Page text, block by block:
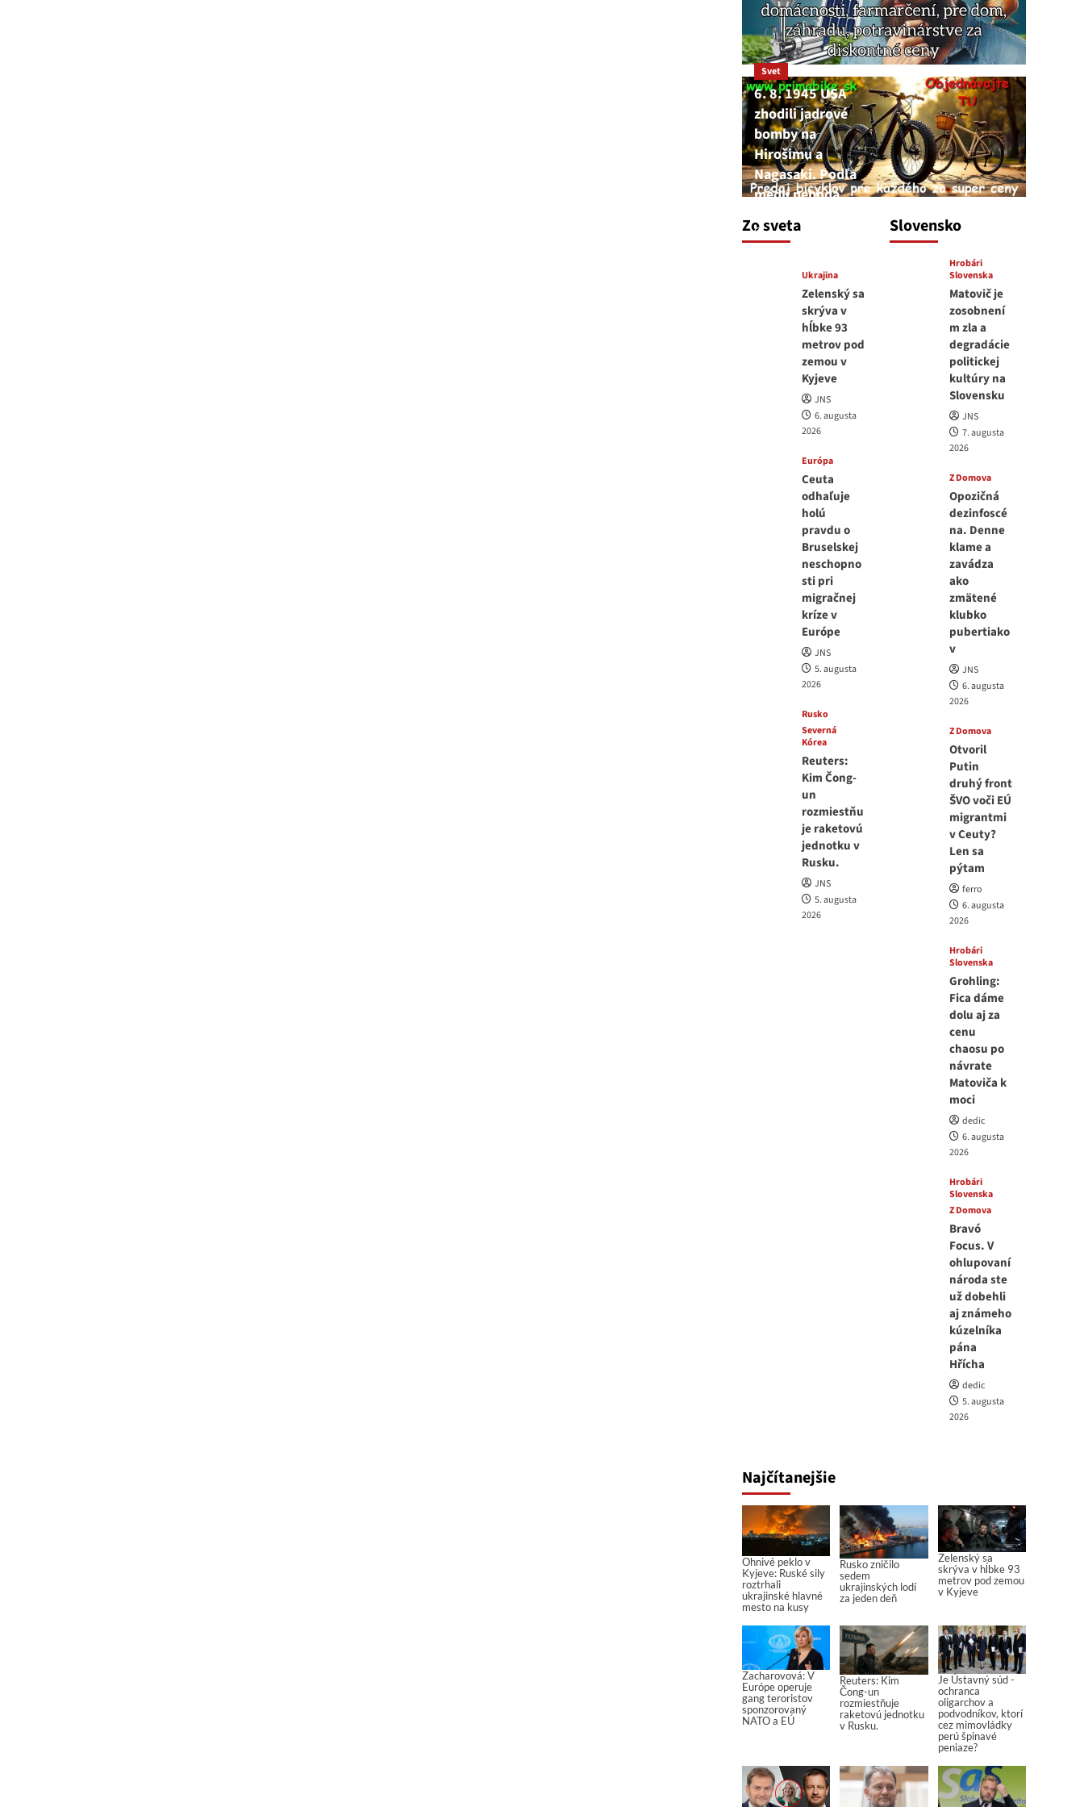
Zo sveta
Svet
6. 8. 1945 USA
zhodili jadrové
bomby na
Hirošimu a
Nagasaki. Podľa
médií nehoda
6. augusta 2026
Ukrajina
Zelenský sa
skrýva v
hĺbke 93
metrov pod
zemou v
Kyjeve
JNS
6. augusta
2026
Európa
Ceuta
odhaľuje
holú
pravdu o
Bruselskej
neschopno
sti pri
migračnej
kríze v
Európe
JNS
5. augusta
2026
Rusko
Severná
Kórea
Reuters:
Kim Čong-
un
rozmiestňu
je raketovú
jednotku v
Rusku.
JNS
5. augusta
2026
Slovensko
Hrobári
Slovenska
Matovič je
zosobnení
m zla a
degradácie
politickej
kultúry na
Slovensku
JNS
7. augusta
2026
Z Domova
Opozičná
dezinfoscé
na. Denne
klame a
zavádza
ako
zmätené
klubko
pubertiako
v
JNS
6. augusta
2026
Z Domova
Otvoril
Putin
druhý front
ŠVO voči EÚ
migrantmi
v Ceuty?
Len sa
pýtam
ferro
6. augusta
2026
Hrobári
Slovenska
Grohling:
Fica dáme
dolu aj za
cenu
chaosu po
návrate
Matoviča k
moci
dedic
6. augusta
2026
Hrobári
Slovenska
Z Domova
Bravó
Focus. V
ohlupovaní
národa ste
už dobehli
aj známeho
kúzelníka
pána
Hřícha
dedic
5. augusta
2026
Najčítanejšie
Ohnivé peklo v
Kyjeve: Ruské sily
roztrhali
ukrajinské hlavné
mesto na kusy
Rusko zničilo
sedem
ukrajinských lodí
za jeden deň
Zelenský sa
skrýva v hĺbke 93
metrov pod zemou
v Kyjeve
Zacharovová: V
Európe operuje
gang teroristov
sponzorovaný
NATO a EÚ
Reuters: Kim
Čong-un
rozmiestňuje
raketovú jednotku
v Rusku.
Je Ústavný súd -
ochranca
oligarchov a
podvodníkov, ktorí
cez mimovládky
perú špinavé
peniaze?